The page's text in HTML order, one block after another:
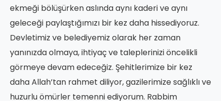
ekmeği bölüşürken aslında aynı kaderi ve aynı
geleceği paylaştığımızı bir kez daha hissediyoruz.
Devletimiz ve belediyemiz olarak her zaman
yanınızda olmaya, ihtiyaç ve taleplerinizi öncelikli
görmeye devam edeceğiz. Şehitlerimize bir kez
daha Allah’tan rahmet diliyor, gazilerimize sağlıklı ve
huzurlu ömürler temenni ediyorum. Rabbim